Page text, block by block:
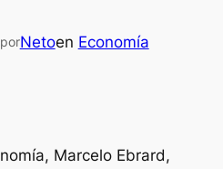
porNetoen Economía
Marcelo Ebrard,